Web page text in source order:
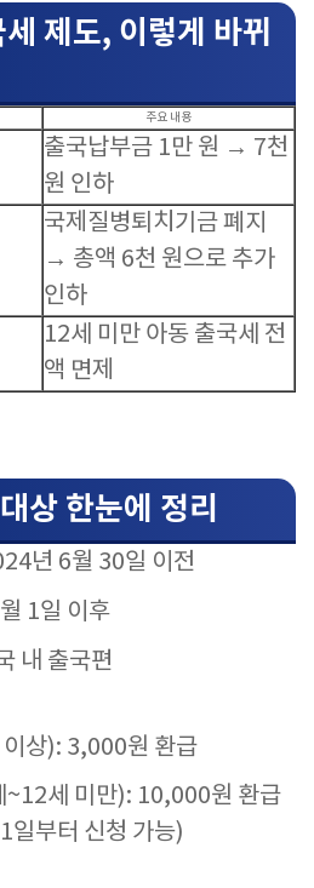
제도, 이렇게 바뀌
주요 내용
출국납부금 1만 원 → 7천
원 인하
국제질병퇴치기금 폐지
→ 총액 6천 원으로 추가
인하
12세 미만 아동 출국세 전
액 면제
상 한눈에 정리
년 6월 30일 이전
1일 이후
내 출국편
상): 3,000원 환급
~12세 미만): 10,000원 환급
일부터 신청 가능)